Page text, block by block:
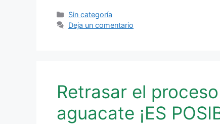
Categorías
Sin categoría
Deja un comentario
Retrasar el
aguacate ¡ES